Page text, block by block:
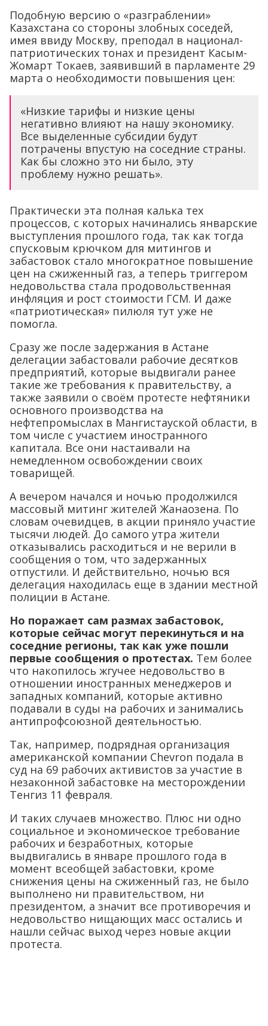
Подобную версию о «разграблении»
Казахстана со стороны злобных соседей,
имея ввиду Москву, преподал в национал-
патриотических тонах и президент Касым-
Жомарт Токаев, заявивший в парламенте 29
марта о необходимости повышения цен:
«Низкие тарифы и низкие цены
негативно влияют на нашу экономику.
Все выделенные субсидии будут
потрачены впустую на соседние страны.
Как бы сложно это ни было, эту
проблему нужно решать».
Практически эта полная калька тех
процессов, с которых начинались январские
выступления прошлого года, так как тогда
спусковым крючком для митингов и
забастовок стало многократное повышение
цен на сжиженный газ, а теперь триггером
недовольства стала продовольственная
инфляция и рост стоимости ГСМ. И даже
«патриотическая» пилюля тут уже не
помогла.
Сразу же после задержания в Астане
делегации забастовали рабочие десятков
предприятий, которые выдвигали ранее
такие же требования к правительству, а
также заявили о своём протесте нефтяники
основного производства на
нефтепромыслах в Мангистауской области, в
том числе с участием иностранного
капитала. Все они настаивали на
немедленном освобождении своих
товарищей.
А вечером начался и ночью продолжился
массовый митинг жителей Жанаозена. По
словам очевидцев, в акции приняло участие
тысячи людей. До самого утра жители
отказывались расходиться и не верили в
сообщения о том, что задержанных
отпустили. И действительно, ночью вся
делегация находилась еще в здании местной
полиции в Астане.
Но поражает сам размах забастовок,
которые сейчас могут перекинуться и на
соседние регионы, так как уже пошли
первые сообщения о протестах. Тем более
что накопилось жгучее недовольство в
отношении иностранных менеджеров и
западных компаний, которые активно
подавали в суды на рабочих и занимались
антипрофсоюзной деятельностью.
Так, например, подрядная организация
американской компании Chevron подала в
суд на 69 рабочих активистов за участие в
незаконной забастовке на месторождении
Тенгиз 11 февраля.
И таких случаев множество. Плюс ни одно
социальное и экономическое требование
рабочих и безработных, которые
выдвигались в январе прошлого года в
момент всеобщей забастовки, кроме
снижения цены на сжиженный газ, не было
выполнено ни правительством, ни
президентом, а значит все противоречия и
недовольство нищающих масс остались и
нашли сейчас выход через новые акции
протеста.